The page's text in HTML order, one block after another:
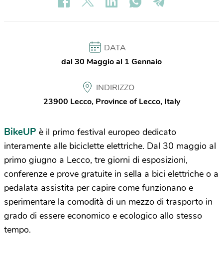
DATA
dal 30 Maggio al 1 Gennaio
INDIRIZZO
23900 Lecco, Province of Lecco, Italy
BikeUP è il primo festival europeo dedicato
interamente alle biciclette elettriche. Dal 30 maggio al
primo giugno a Lecco, tre giorni di esposizioni,
conferenze e prove gratuite in sella a bici elettriche o a
pedalata assistita per capire come funzionano e
sperimentare la comodità di un mezzo di trasporto in
grado di essere economico e ecologico allo stesso
tempo.